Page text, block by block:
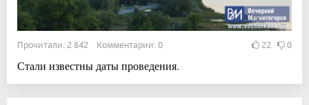
Прочитали: 2 842 Комментарии: 0 22 0
Стали известны даты проведения.